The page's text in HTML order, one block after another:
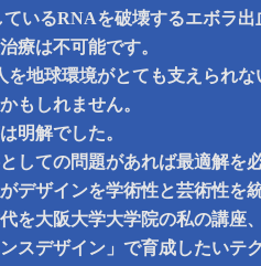
いるRNAを破壊するエボラ出
療は不可能です。
を地球環境がとても支えられ
もしれません。
明解でした。
しての問題があれば最適解を
デザインを学術性と芸術性を
を大阪大学大学院の私の講座
ンスデザイン」で育成したいテ